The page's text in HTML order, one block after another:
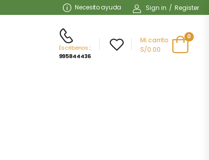
Necesito ayuda Sign in / Register
Escribenos:
995844436
Mi carrito
S/0.00
0